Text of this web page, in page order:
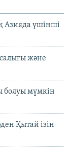
Азияда үшінші
және
болуы мүмкін
Қытай ізін